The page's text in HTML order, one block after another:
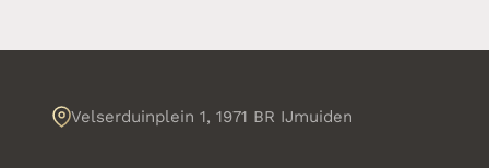
Velserduinplein 1, 1971 BR IJmuiden